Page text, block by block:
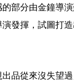
部分由金鐘導
發揮，試圖打
品從來沒失望